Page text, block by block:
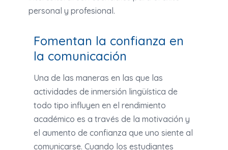
personal y profesional.
Fomentan la confianza en
la comunicación
Una de las maneras en las que las
actividades de inmersión lingüística de
todo tipo influyen en el rendimiento
académico es a través de la motivación y
el aumento de confianza que uno siente al
comunicarse. Cuando los estudiantes